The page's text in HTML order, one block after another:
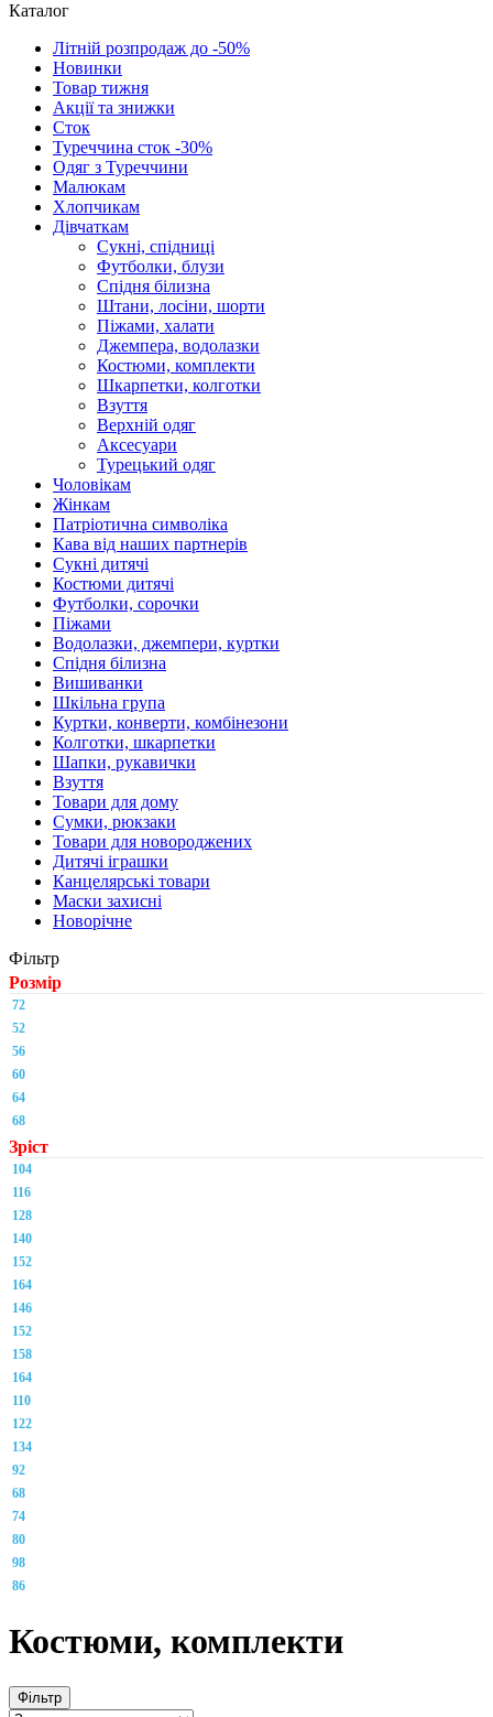
Каталог
Літній розпродаж до -50%
Новинки
Товар тижня
Акції та знижки
Сток
Туреччина сток -30%
Одяг з Туреччини
Малюкам
Хлопчикам
Дівчаткам
Сукні, спідниці
Футболки, блузи
Спідня білизна
Штани, лосіни, шорти
Піжами, халати
Джемпера, водолазки
Костюми, комплекти
Шкарпетки, колготки
Взуття
Верхній одяг
Аксесуари
Турецький одяг
Чоловікам
Жінкам
Патріотична символіка
Кава від наших партнерів
Сукні дитячі
Костюми дитячі
Футболки, сорочки
Піжами
Водолазки, джемпери, куртки
Спідня білизна
Вишиванки
Шкільна група
Куртки, конверти, комбінезони
Колготки, шкарпетки
Шапки, рукавички
Взуття
Товари для дому
Сумки, рюкзаки
Товари для новороджених
Дитячі іграшки
Канцелярські товари
Маски захисні
Новорічне
Фільтр
Розмір
72
52
56
60
64
68
Зріст
104
116
128
140
152
164
146
152
158
164
110
122
134
92
68
74
80
98
86
Костюми, комплекти
Фільтр